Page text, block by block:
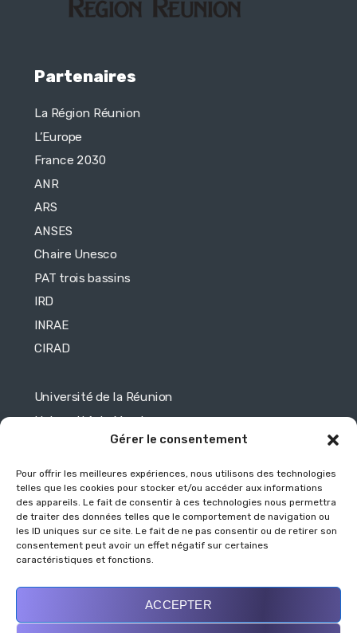
Gérer le consentement
Pour offrir les meilleures expériences, nous utilisons des technologies
telles que les cookies pour stocker et/ou accéder aux informations
des appareils. Le fait de consentir à ces technologies nous permettra
de traiter des données telles que le comportement de navigation ou
les ID uniques sur ce site. Le fait de ne pas consentir ou de retirer son
consentement peut avoir un effet négatif sur certaines
caractéristiques et fonctions.
ACCEPTER
Partenaires
La Région Réunion
L’Europe
France 2030
ANR
ARS
ANSES
Chaire Unesco
PAT trois bassins
IRD
INRAE
CIRAD
Université de la Réunion
Université de Maurice
Université de Toulouse
Université de Mayotte
Légales
Mentions légales
Politique de cookies (UE)
Contactez OR-ALIM